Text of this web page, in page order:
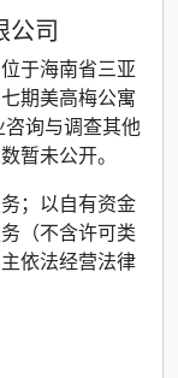
公司
于海南省三亚
期美高梅公寓
询与调查其他
暂未公开。
；以自有资金
（不含许可类
依法经营法律